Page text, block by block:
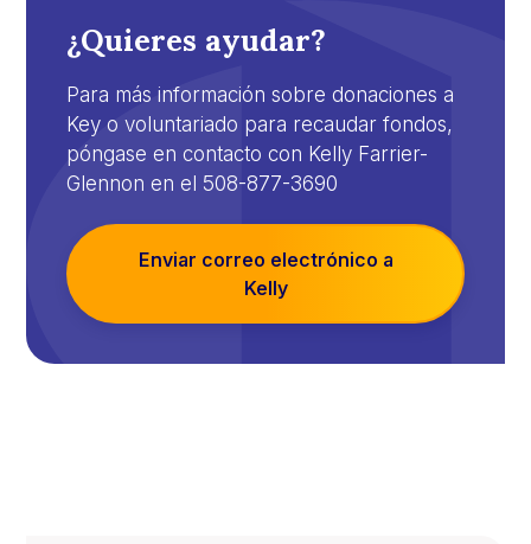
¿Quieres ayudar?
Para más información sobre donaciones a
Key o voluntariado para recaudar fondos,
póngase en contacto con Kelly Farrier-
Glennon en el 508-877-3690
Enviar correo electrónico a
Kelly